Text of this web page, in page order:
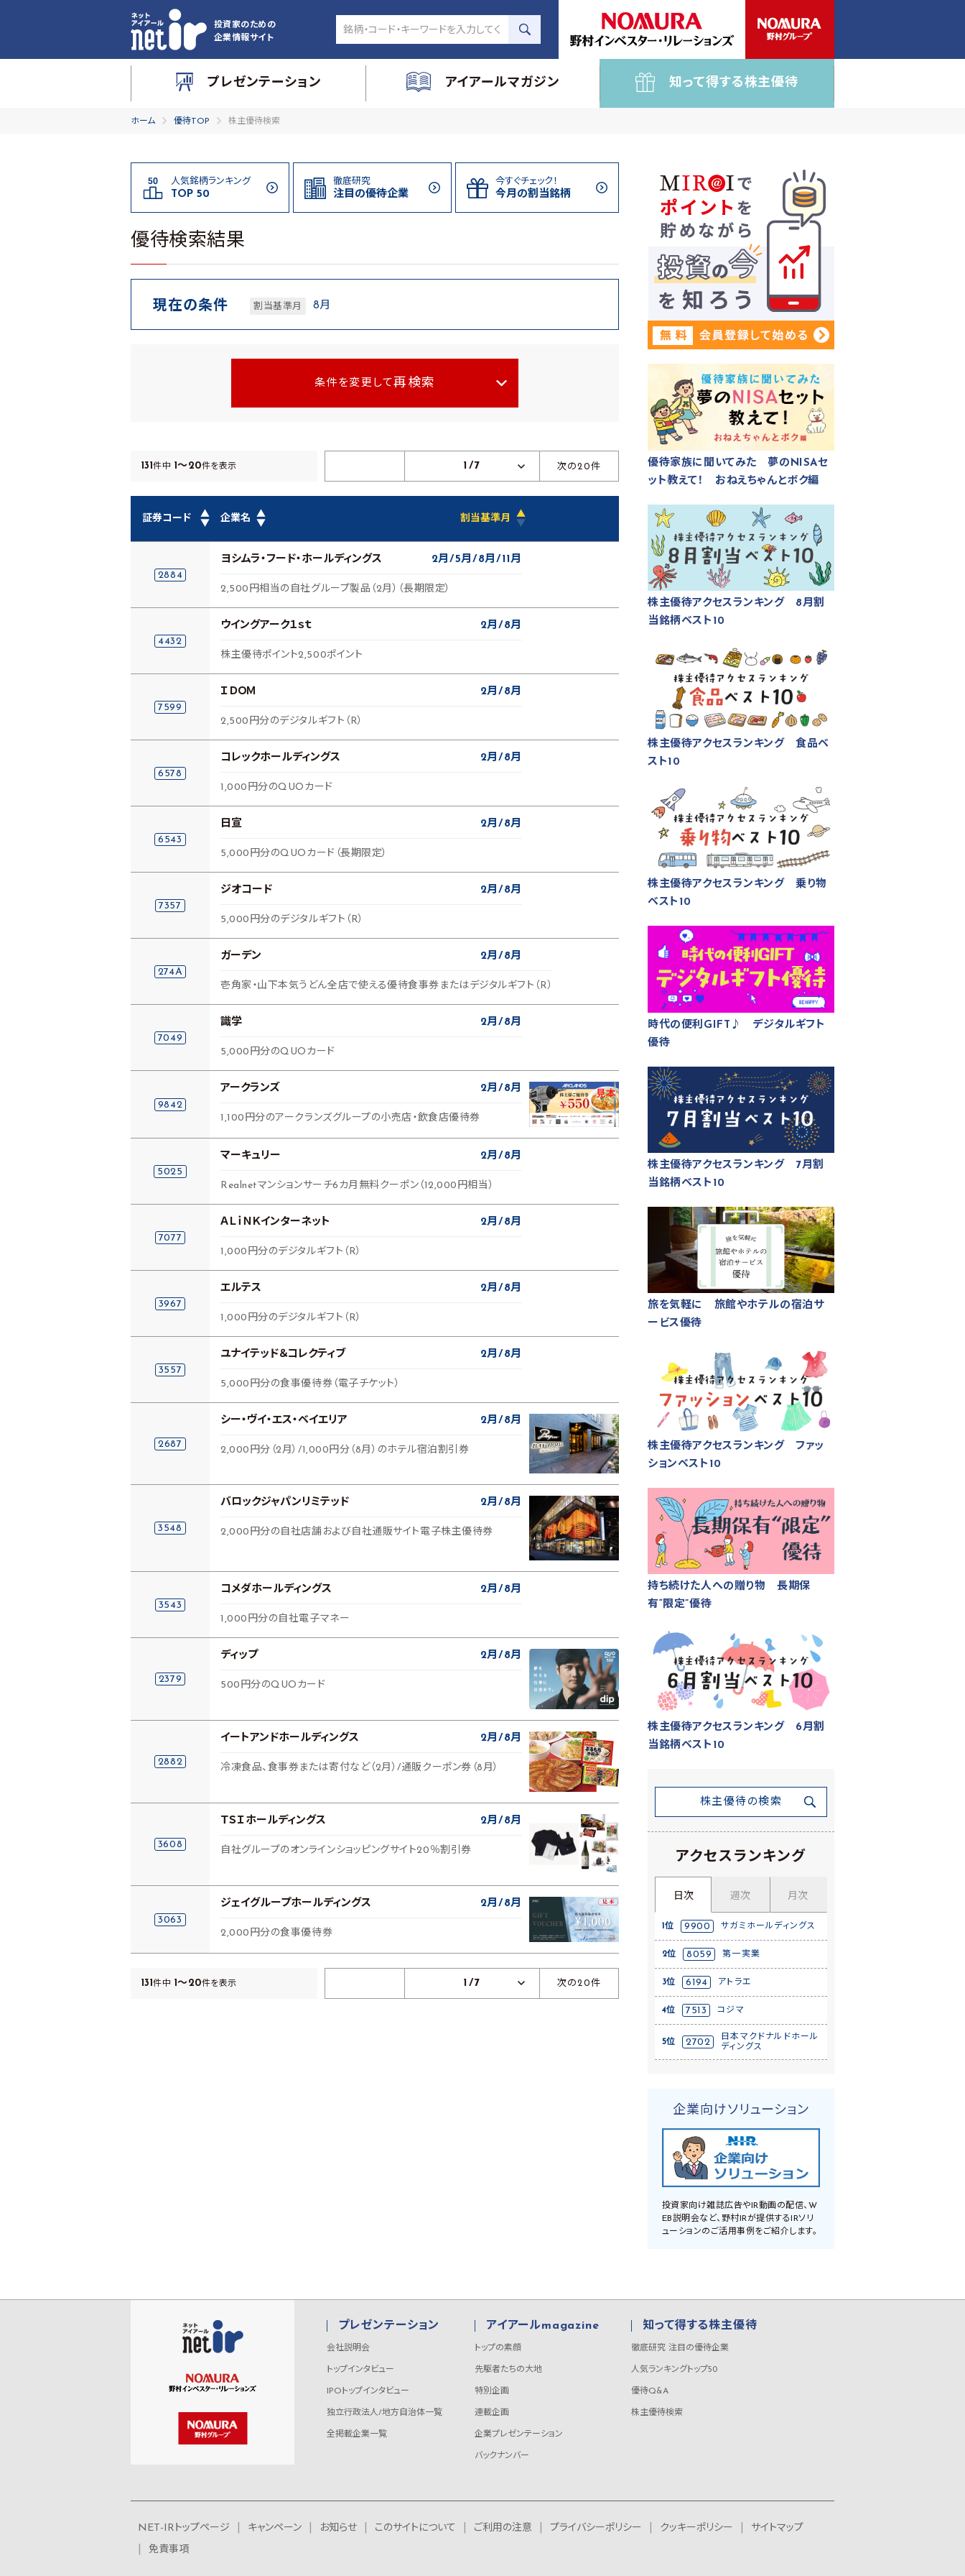
投資家のための
企業情報サイト
プレゼンテーション アイアールマガジン 知って得する株主優待
ホーム 優待TOP 株主優待検索
人気銘柄ランキング
TOP 50
徹底研究
注目の優待企業
今すぐチェック！
今月の割当銘柄
優待検索結果
現在の条件 割当基準月 8月
条件を変更して 再検索
131件中 1～20件を表示 1/7 次の20件
▲
証券コード ▼
▲
企業名 ▼
▲
割当基準月 ▼
2884
ヨシムラ・フード・ホールディングス 2月 5月 8月 11月
2,500円相当の自社グループ製品（2月）（長期限定）
4432
ウイングアーク１ｓｔ 2月 8月
株主優待ポイント2,500ポイント
7599
ＩＤＯＭ 2月 8月
2,500円分のデジタルギフト（R）
6578
コレックホールディングス 2月 8月
1,000円分のQUOカード
6543
日宣 2月 8月
5,000円分のQUOカード（長期限定）
7357
ジオコード 2月 8月
5,000円分のデジタルギフト（R）
274A
ガーデン 2月 8月
壱角家・山下本気うどん全店で使える優待食事券またはデジタルギフト（R）
7049
識学 2月 8月
5,000円分のQUOカード
9842
アークランズ 2月 8月
1,100円分のアークランズグループの小売店・飲食店優待券
5025
マーキュリー 2月 8月
Realnetマンションサーチ6カ月無料クーポン（12,000円相当）
7077
ＡＬｉＮＫインターネット 2月 8月
1,000円分のデジタルギフト（R）
3967
エルテス 2月 8月
1,000円分のデジタルギフト（R）
3557
ユナイテッド＆コレクティブ 2月 8月
5,000円分の食事優待券（電子チケット）
2687
シー・ヴイ・エス・ベイエリア 2月 8月
2,000円分（2月）/1,000円分（8月）のホテル宿泊割引券
3548
バロックジャパンリミテッド 2月 8月
2,000円分の自社店舗および自社通販サイト電子株主優待券
3543
コメダホールディングス 2月 8月
1,000円分の自社電子マネー
2379
ディップ 2月 8月
500円分のQUOカード
2882
イートアンドホールディングス 2月 8月
冷凍食品、食事券または寄付など（2月）/通販クーポン券（8月）
3608
ＴＳＩホールディングス 2月 8月
自社グループのオンラインショッピングサイト20％割引券
3063
ジェイグループホールディングス 2月 8月
2,000円分の食事優待券
131件中 1～20件を表示 1/7 次の20件
優待家族に聞いてみた 夢のNISAセ
ット教えて！ おねえちゃんとボク編
株主優待アクセスランキング 8月割
当銘柄ベスト10
株主優待アクセスランキング 食品ベ
スト10
株主優待アクセスランキング 乗り物
ベスト10
時代の便利GIFT♪ デジタルギフト
優待
株主優待アクセスランキング 7月割
当銘柄ベスト10
旅を気軽に 旅館やホテルの宿泊サ
ービス優待
株主優待アクセスランキング ファッ
ションベスト10
持ち続けた人への贈り物 長期保
有“限定”優待
株主優待アクセスランキング 6月割
当銘柄ベスト10
株主優待の検索
アクセスランキング
日次 週次 月次
1位 9900 サガミホールディングス
2位 8059 第一実業
3位 6194 アトラエ
4位 7513 コジマ
5位 2702
日本マクドナルドホール
ディングス
企業向けソリューション
投資家向け雑誌広告やIR動画の配信、W
EB説明会など、野村IRが提供するIRソリ
ューションのご活用事例をご紹介します。
プレゼンテーション
会社説明会
トップインタビュー
IPOトップインタビュー
独立行政法人/地方自治体一覧
全掲載企業一覧
アイアールmagazine
トップの素顔
先駆者たちの大地
特別企画
連載企画
企業プレゼンテーション
バックナンバー
知って得する株主優待
徹底研究 注目の優待企業
人気ランキングトップ50
優待Q&A
株主優待検索
NET-IRトップページ キャンペーン お知らせ このサイトについて ご利用の注意 プライバシーポリシー クッキーポリシー
サイトマップ
免責事項